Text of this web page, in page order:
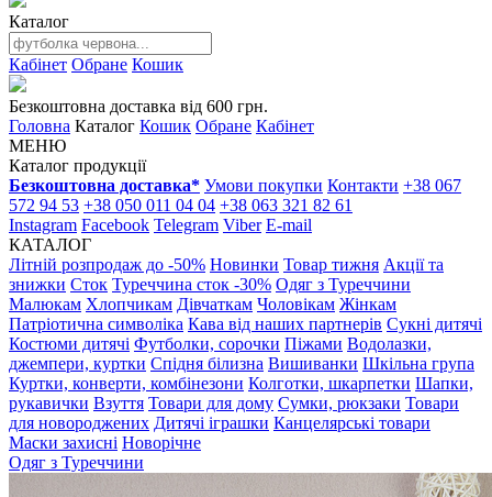
Каталог
Кабінет Обране Кошик
Безкоштовна доставка від 600 грн.
Головна Каталог Кошик Обране Кабінет
МЕНЮ
Каталог продукції
Безкоштовна доставка* Умови покупки Контакти +38 067
572 94 53 +38 050 011 04 04 +38 063 321 82 61
Instagram Facebook Telegram Viber E-mail
КАТАЛОГ
Літній розпродаж до -50% Новинки Товар тижня Акції та
знижки Сток Туреччина сток -30% Одяг з Туреччини
Малюкам Хлопчикам Дівчаткам Чоловікам Жінкам
Патріотична символіка Кава від наших партнерів Сукні дитячі
Костюми дитячі Футболки, сорочки Піжами Водолазки,
джемпери, куртки Спідня білизна Вишиванки Шкільна група
Куртки, конверти, комбінезони Колготки, шкарпетки Шапки,
рукавички Взуття Товари для дому Сумки, рюкзаки Товари
для новороджених Дитячі іграшки Канцелярські товари
Маски захисні Новорічне
Одяг з Туреччини